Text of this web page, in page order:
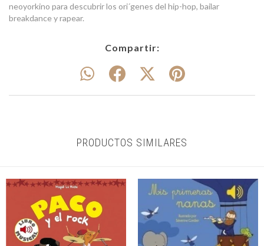
neoyorkino para descubrir los ori´genes del hip-hop, bailar
breakdance y rapear.
Compartir:
PRODUCTOS SIMILARES